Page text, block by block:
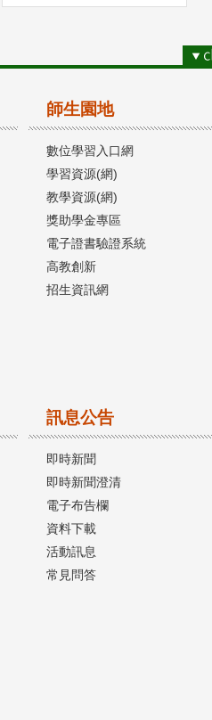
師生園地
數位學習入口網
學習資源(網)
教學資源(網)
獎助學金專區
電子證書驗證系統
高教創新
招生資訊網
訊息公告
即時新聞
即時新聞澄清
電子布告欄
資料下載
活動訊息
常見問答